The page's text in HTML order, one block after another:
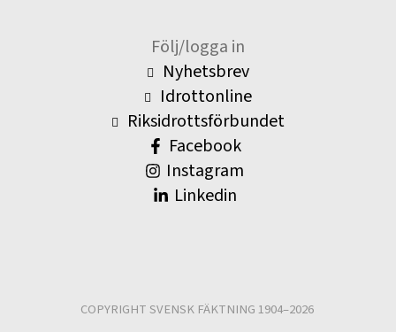
Följ/logga in
Nyhetsbrev
Idrottonline
Riksidrottsförbundet
Facebook
Instagram
Linkedin
COPYRIGHT SVENSK FÄKTNING 1904–2026